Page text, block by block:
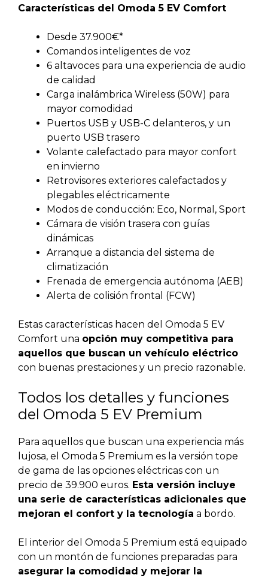
Características del Omoda 5 EV Comfort
Desde 37.900€*
Comandos inteligentes de voz
6 altavoces para una experiencia de audio
de calidad
Carga inalámbrica Wireless (50W) para
mayor comodidad
Puertos USB y USB-C delanteros, y un
puerto USB trasero
Volante calefactado para mayor confort
en invierno
Retrovisores exteriores calefactados y
plegables eléctricamente
Modos de conducción: Eco, Normal, Sport
Cámara de visión trasera con guías
dinámicas
Arranque a distancia del sistema de
climatización
Frenada de emergencia autónoma (AEB)
Alerta de colisión frontal (FCW)
Estas características hacen del Omoda 5 EV
Comfort una opción muy competitiva para
aquellos que buscan un vehículo eléctrico
con buenas prestaciones y un precio razonable.
Todos los detalles y funciones
del Omoda 5 EV Premium
Para aquellos que buscan una experiencia más
lujosa, el Omoda 5 Premium es la versión tope
de gama de las opciones eléctricas con un
precio de 39.900 euros. Esta versión incluye
una serie de características adicionales que
mejoran el confort y la tecnología a bordo.
El interior del Omoda 5 Premium está equipado
con un montón de funciones preparadas para
asegurar la comodidad y mejorar la